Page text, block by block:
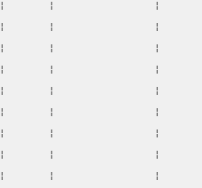
¦       ¦                ¦
¦       ¦                ¦
¦       ¦                ¦
¦       ¦                ¦
¦       ¦                ¦
¦       ¦                ¦
¦       ¦                ¦
¦       ¦                ¦
¦       ¦                ¦